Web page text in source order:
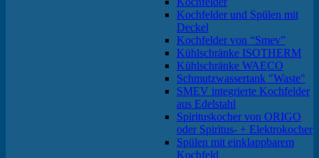
Kochfelder und Spülen mit
Deckel
Kochfelder von “Smev”
Kühlschränke ISOTHERM
Kühlschränke WAECO
Schmutzwassertank "Waste"
SMEV integrierte Kochfelder
aus Edelstahl
Spirituskocher von ORIGO
oder Spiritus- + Elektrokocher
Spülen mit einklappbarem
Kochfeld